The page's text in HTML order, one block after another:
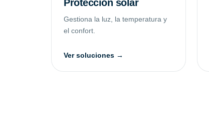
Protección solar
Gestiona la luz, la temperatura y
el confort.
Ver soluciones →